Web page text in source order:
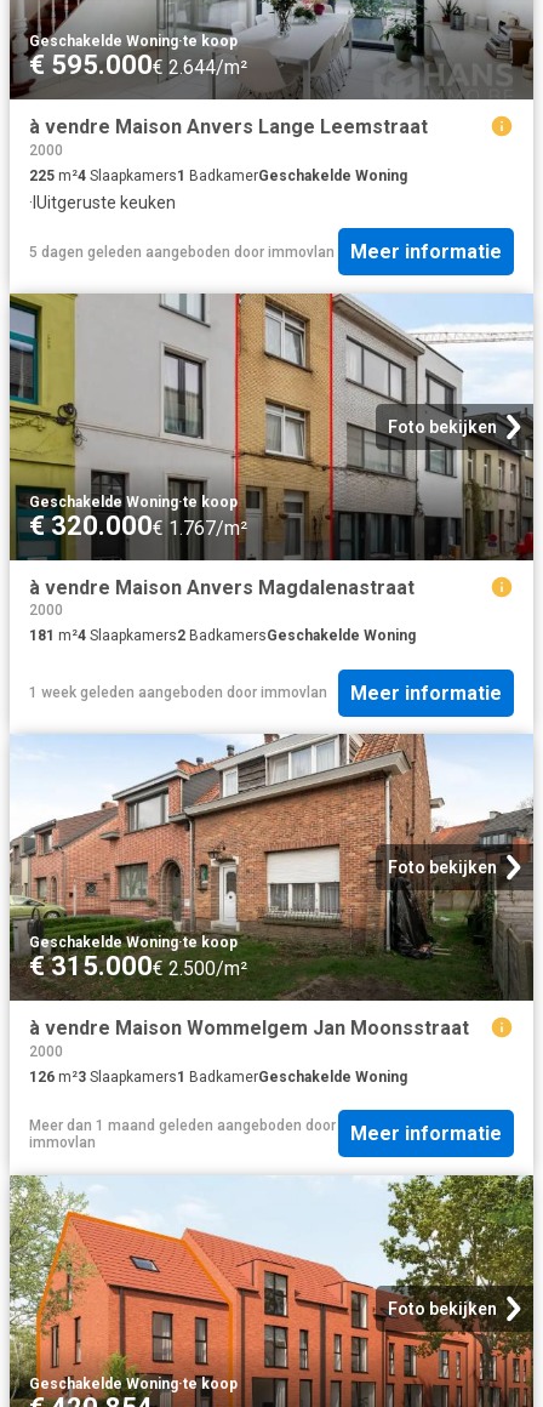
Geschakelde Woning·te koop
€ 595.000€ 2.644/m²
à vendre Maison Anvers Lange Leemstraat
2000
225 m²4 Slaapkamers1 BadkamerGeschakelde Woning
· IUitgeruste keuken
5 dagen geleden aangeboden door immovlan Meer informatie
Foto bekijken
Geschakelde Woning·te koop
€ 320.000€ 1.767/m²
à vendre Maison Anvers Magdalenastraat
2000
181 m²4 Slaapkamers2 BadkamersGeschakelde Woning
1 week geleden aangeboden door immovlan Meer informatie
Foto bekijken
Geschakelde Woning·te koop
€ 315.000€ 2.500/m²
à vendre Maison Wommelgem Jan Moonsstraat
2000
126 m²3 Slaapkamers1 BadkamerGeschakelde Woning
Meer dan 1 maand geleden aangeboden door
immovlan
Meer informatie
Foto bekijken
Geschakelde Woning·te koop